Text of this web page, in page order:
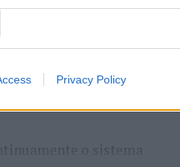
Privacy Policy
de escassez de
e mudanças
ao córtex pré-
o sistema